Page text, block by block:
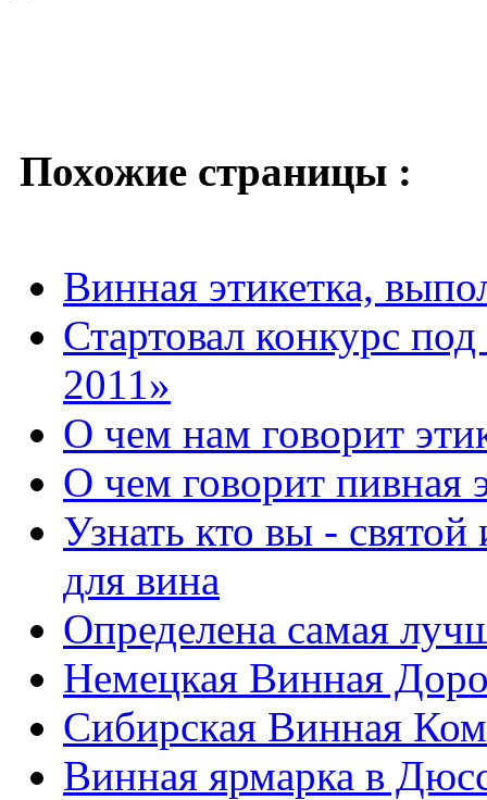
Похожие страницы :
Винная этикетка,
Стартовал конкурс
2011»
О чем нам говорит
О чем говорит пивная
Узнать кто вы -
для вина
Определена самая
Немецкая Винная
Сибирская Винная
Винная ярмарка в